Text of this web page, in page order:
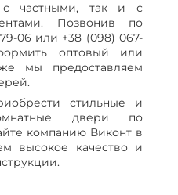
частными, так и с
Позвонив по
06 или +38 (098) 067-
оптовый или
мы предоставляем
стильные и
двери по
компанию Виконт в
высокое качество и